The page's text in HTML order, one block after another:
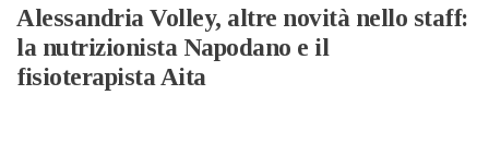
Alessandria Volley, altre novità nello staff:
la nutrizionista Napodano e il
fisioterapista Aita